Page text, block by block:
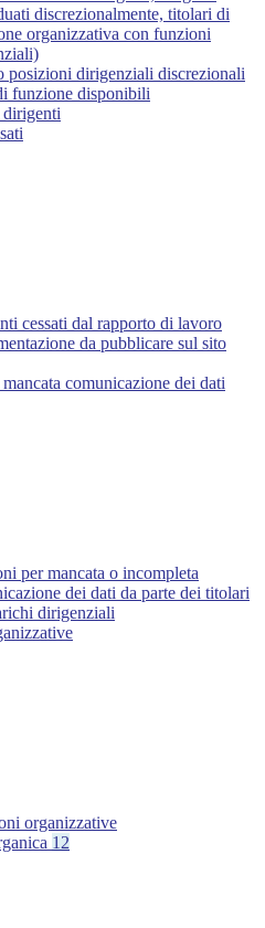
discrezionalmente, titolari di
organizzativa con funzioni
posizioni dirigenziali discrezionali
funzione disponibili
cessati dal rapporto di lavoro
da pubblicare sul sito
comunicazione dei dati
per mancata o incompleta
dei dati da parte dei titolari
dirigenziali
organizzative
12